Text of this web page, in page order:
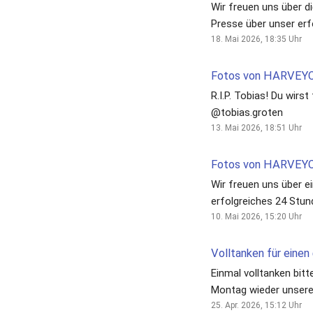
Wir freuen uns über
Presse über unser
MTB Team beim 24
18. Mai 2026, 18:35 Uhr
R.I.P. Tobias! Du
@tobias.groten
13. Mai 2026, 18:51 Uhr
Wir freuen uns über
erfolgreiches 24 Stunden Rennen
am Alfsee u.a. Mit
10. Mai 2026, 15:20 Uhr
Einmal volltanken
Montag wieder
besuchen können!
25. Apr. 2026, 15:12Uhr